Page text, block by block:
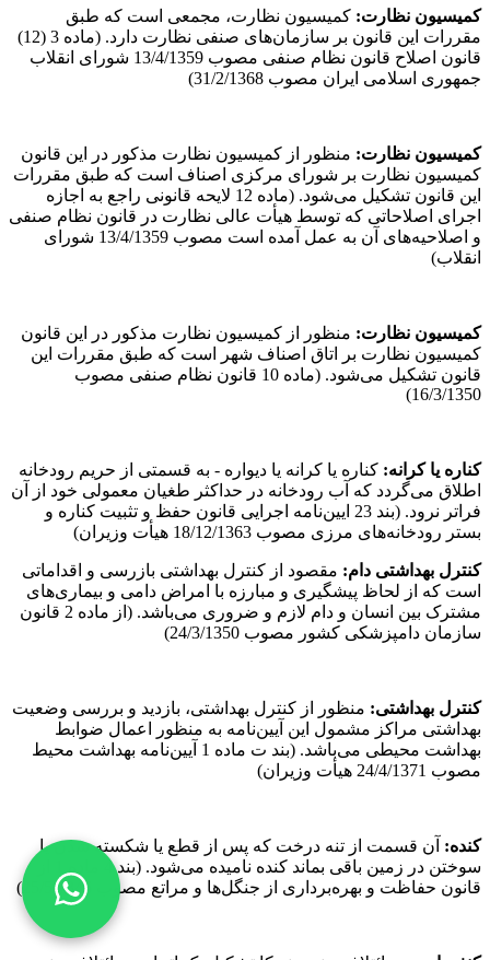
کمیسیون نظارت: کمیسیون نظارت، مجمعی است که طبق
مقررات این قانون بر سازمان‌های صنفی نظارت دارد. (ماده 3 (12)
قانون اصلاح قانون نظام صنفی مصوب 13/4/1359 شورای انقلاب
جمهوری اسلامی ایران مصوب 31/2/1368)
کمیسیون نظارت: منظور از کمیسیون نظارت مذکور در این قانون
کمیسیون نظارت بر شورای مرکزی اصناف است که طبق مقررات
این قانون تشکیل می‌شود. (ماده 12 لایحه قانونی راجع به اجازه
اجرای اصلاحاتی که توسط هیأت عالی نظارت در قانون نظام صنفی
و اصلاحیه‌های آن به عمل آمده است مصوب 13/4/1359 شورای
انقلاب)
کمیسیون نظارت: منظور از کمیسیون نظارت مذکور در این قانون
کمیسیون نظارت بر اتاق اصناف شهر است که طبق مقررات این
قانون تشکیل می‌شود. (ماده 10 قانون نظام صنفی مصوب
16/3/1350)
کناره یا کرانه: کناره یا کرانه یا دیواره - ‌به قسمتی از حریم رودخانه
اطلاق می‌گردد که آب رودخانه در حداکثر طغیان معمولی خود از آن
فراتر نرود. (بند 23 ایین‌نامه اجرایی قانون حفظ و تثبیت کناره و
بستر رودخانه‌های مرزی مصوب 18/12/1363 هیأت وزیران)
کنترل بهداشتی دام: مقصود از کنترل بهداشتی بازرسی و اقداماتی
است که از لحاظ پیشگیری و مبارزه با امراض دامی و بیماری‌های
مشترک بین انسان و دام لازم و ضروری می‌باشد. (از ماده 2 قانون
سازمان دامپزشکی کشور مصوب 24/3/1350)
کنترل بهداشتی: منظور از کنترل بهداشتی، بازدید و بررسی وضعیت
بهداشتی مراکز مشمول این آیین‌نامه به منظور اعمال ضوابط
بهداشت محیطی می‌باشد. (بند ت ماده 1 آیین‌نامه بهداشت محیط
مصوب 24/4/1371 هیأت وزیران)
کنده: آن قسمت از تنه درخت که پس از قطع یا شکسته شدن یا
قانون حفاظت و بهره‌برداری از جنگل‌ها و مراتع مصوب 25/5/1346)